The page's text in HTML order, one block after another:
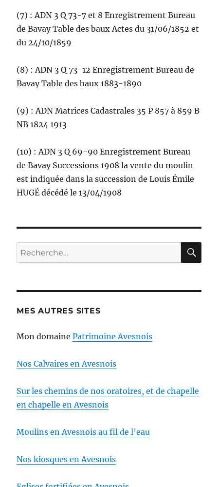
(7) : ADN 3 Q 73-7 et 8 Enregistrement Bureau
de Bavay Table des baux Actes du 31/06/1852 et
du 24/10/1859
(8) : ADN 3 Q 73-12 Enregistrement Bureau de
Bavay Table des baux 1883-1890
(9) : ADN Matrices Cadastrales 35 P 857 à 859 B
NB 1824 1913
(10) : ADN 3 Q 69-90 Enregistrement Bureau
de Bavay Successions 1908 la vente du moulin
est indiquée dans la succession de Louis Émile
HUGÉ décédé le 13/04/1908
Recherche
pour :
MES AUTRES SITES
Mon domainePatrimoine Avesnois
Nos Calvaires en Avesnois
Sur les chemins de nos oratoires, et de chapelle
en chapelle en Avesnois
Moulins en Avesnois au fil de l’eau
Nos kiosques en Avesnois